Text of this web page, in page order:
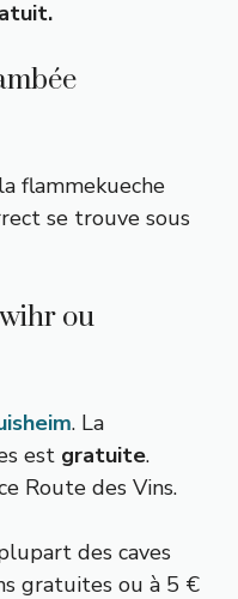
flammekueche
se trouve sous
ou
. La
est gratuite.
Route des Vins.
des caves
gratuites ou à 5 €